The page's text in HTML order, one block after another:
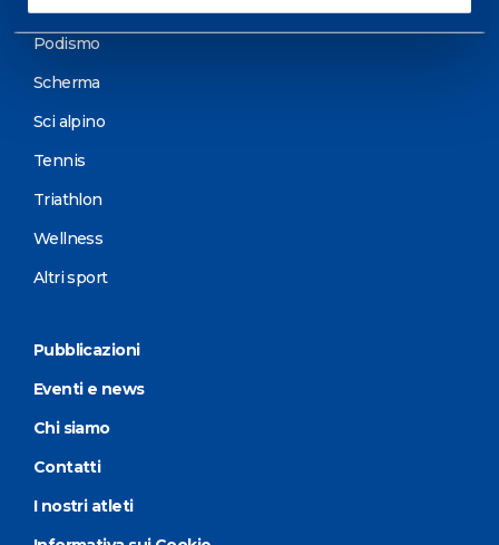
Podismo
Scherma
Sci alpino
Tennis
Triathlon
Wellness
Altri sport
Pubblicazioni
Eventi e news
Chi siamo
Contatti
I nostri atleti